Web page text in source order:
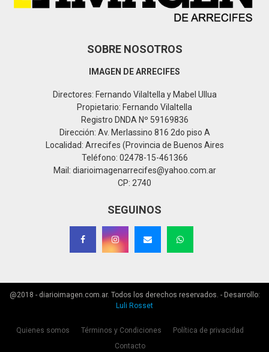
SOBRE NOSOTROS
IMAGEN DE ARRECIFES
Directores: Fernando Vilaltella y Mabel Ullua
Propietario: Fernando Vilaltella
Registro DNDA Nº 59169836
Dirección: Av. Merlassino 816 2do piso A
Localidad: Arrecifes (Provincia de Buenos Aires
Teléfono: 02478-15-461366
Mail: diarioimagenarrecifes@yahoo.com.ar
CP: 2740
SEGUINOS
@2018 - diarioimagen.com.ar. Todos los derechos reservados. - Desarrollo:
Luli Rosset
Quienes somos Términos y Condiciones
Política de privacidad
Contacto